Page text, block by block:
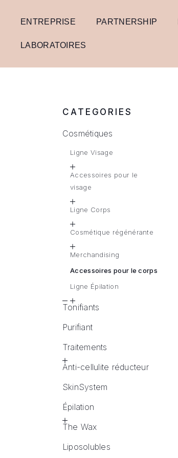
ENTREPRISE PARTNERSHIP
LABORATOIRES
CATEGORIES
Cosmétiques
Ligne Visage
Accessoires pour le
visage
Ligne Corps
Cosmétique régénérante
Merchandising
Accessoires pour le corps
Ligne Épilation
Tonifiants
Purifiant
Traitements
Anti-cellulite réducteur
SkinSystem
Épilation
The Wax
Liposolubles